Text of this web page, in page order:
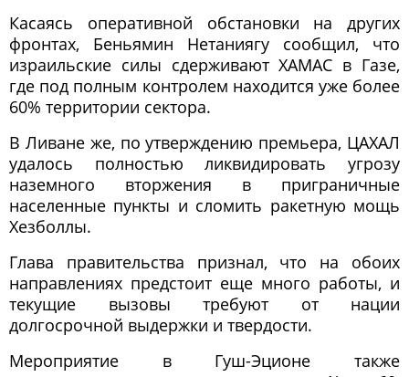
Касаясь оперативной обстановки на других
фронтах, Беньямин Нетаниягу сообщил, что
израильские силы сдерживают ХАМАС в Газе,
где под полным контролем находится уже более
60% территории сектора.
В Ливане же, по утверждению премьера, ЦАХАЛ
удалось полностью ликвидировать угрозу
наземного вторжения в приграничные
населенные пункты и сломить ракетную мощь
Хезболлы.
Глава правительства признал, что на обоих
направлениях предстоит еще много работы, и
текущие вызовы требуют от нации
долгосрочной выдержки и твердости.
Мероприятие в Гуш-Эционе также